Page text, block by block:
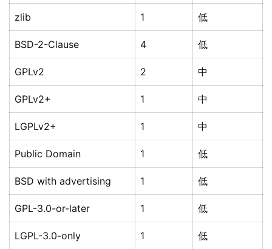
zlib 1 低
BSD-2-Clause 4 低
GPLv2 2 中
GPLv2+ 1 中
LGPLv2+ 1 中
Public Domain 1 低
BSD with advertising 1 低
GPL-3.0-or-later 1 低
LGPL-3.0-only 1 低